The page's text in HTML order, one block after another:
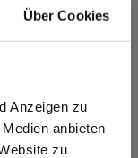
Über Cookies
Anzeigen zu
anbieten
zu